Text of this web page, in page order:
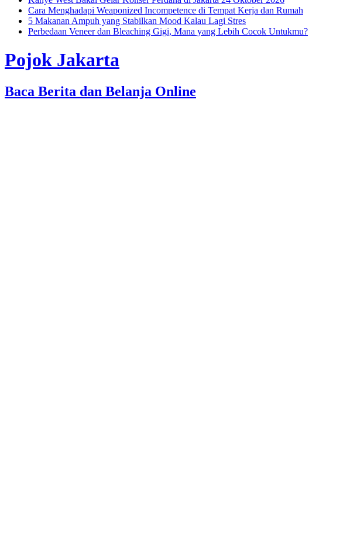
Cara Menghadapi Weaponized Incompetence di Tempat Kerja dan Rumah
5 Makanan Ampuh yang Stabilkan Mood Kalau Lagi Stres
Perbedaan Veneer dan Bleaching Gigi, Mana yang Lebih Cocok Untukmu?
Pojok Jakarta
Baca Berita dan Belanja Online